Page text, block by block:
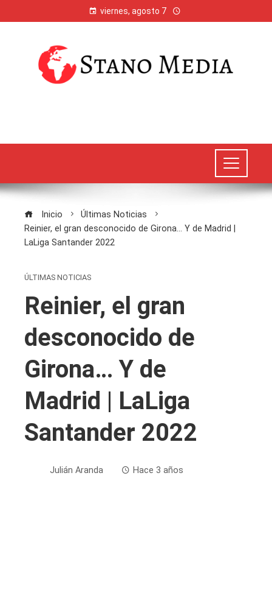
viernes, agosto 7
Inicio
Últimas Noticias
Reinier, el gran desconocido de Girona… Y de Madrid |
LaLiga Santander 2022
ÚLTIMAS NOTICIAS
Reinier, el gran
desconocido de
Girona… Y de
Madrid | LaLiga
Santander 2022
Julián Aranda Hace 3 años